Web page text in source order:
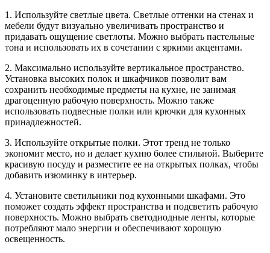
1. Используйте светлые цвета. Светлые оттенки на стенах и
мебели будут визуально увеличивать пространство и
придавать ощущение светлоты. Можно выбрать пастельные
тона и использовать их в сочетании с яркими акцентами.
2. Максимально используйте вертикальное пространство.
Установка высоких полок и шкафчиков позволит вам
сохранить необходимые предметы на кухне, не занимая
драгоценную рабочую поверхность. Можно также
использовать подвесные полки или крючки для кухонных
принадлежностей.
3. Используйте открытые полки. Этот тренд не только
экономит место, но и делает кухню более стильной. Выберите
красивую посуду и разместите ее на открытых полках, чтобы
добавить изюминку в интерьер.
4. Установите светильники под кухонными шкафами. Это
поможет создать эффект пространства и подсветить рабочую
поверхность. Можно выбрать светодиодные ленты, которые
потребляют мало энергии и обеспечивают хорошую
освещенность.